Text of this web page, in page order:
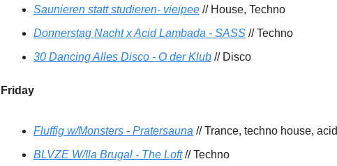
Saunieren statt studieren- vieipee // House, Techno
Donnerstag Nacht x Acid Lambada - SASS // Techno
30 Dancing Alles Disco - O der Klub // Disco
Friday
Fluffig w/Monsters - Pratersauna // Trance, techno house, acid
BLVZE W/Ila Brugal - The Loft// Techno